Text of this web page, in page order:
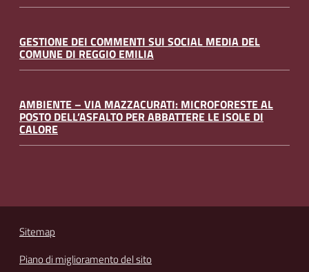
GESTIONE DEI COMMENTI SUI SOCIAL MEDIA DEL
COMUNE DI REGGIO EMILIA
AMBIENTE – VIA MAZZACURATI: MICROFORESTE AL
POSTO DELL’ASFALTO PER ABBATTERE LE ISOLE DI
CALORE
Sitemap
Piano di miglioramento del sito